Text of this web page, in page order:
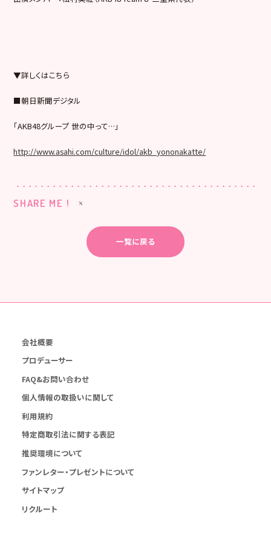
▼詳しくはこちら
■朝日新聞デジタル
「AKB48グループ 世の中って…」
http://www.asahi.com/culture/idol/akb_yononakatte/
SHARE ME !
一覧に戻る
会社概要
プロデューサー
FAQ&お問い合わせ
個人情報の取扱いに関して
利用規約
特定商取引法に関する表記
推奨環境について
ファンレター・プレゼントについて
サイトマップ
リクルート